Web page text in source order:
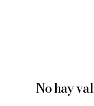
No hay